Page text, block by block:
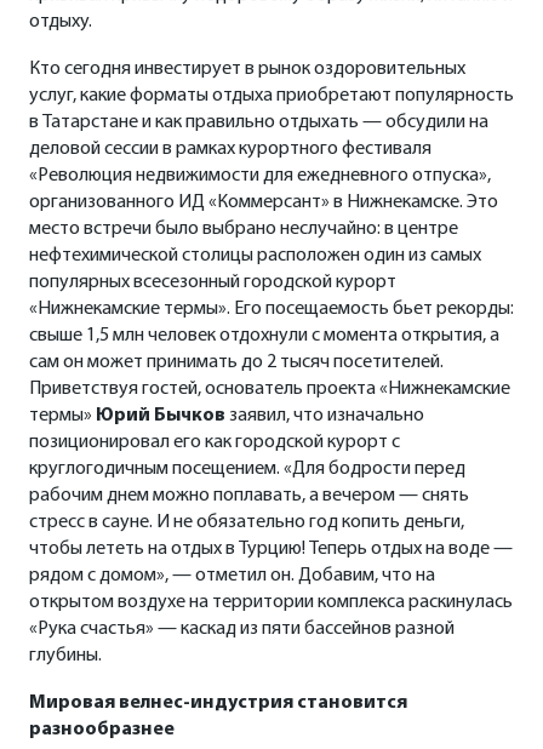
отдыху.
Кто сегодня инвестирует в рынок оздоровительных
услуг, какие форматы отдыха приобретают популярность
в Татарстане и как правильно отдыхать — обсудили на
деловой сессии в рамках курортного фестиваля
«Революция недвижимости для ежедневного отпуска»,
организованного ИД «Коммерсант» в Нижнекамске. Это
место встречи было выбрано неслучайно: в центре
нефтехимической столицы расположен один из самых
популярных всесезонный городской курорт
«Нижнекамские термы». Его посещаемость бьет рекорды:
свыше 1,5 млн человек отдохнули с момента открытия, а
сам он может принимать до 2 тысяч посетителей.
Приветствуя гостей, основатель проекта «Нижнекамские
термы» Юрий Бычков заявил, что изначально
позиционировал его как городской курорт с
круглогодичным посещением. «Для бодрости перед
рабочим днем можно поплавать, а вечером — снять
стресс в сауне. И не обязательно год копить деньги,
чтобы лететь на отдых в Турцию! Теперь отдых на воде —
рядом с домом», — отметил он. Добавим, что на
открытом воздухе на территории комплекса раскинулась
«Рука счастья» — каскад из пяти бассейнов разной
глубины.
Мировая велнес-индустрия становится
разнообразнее